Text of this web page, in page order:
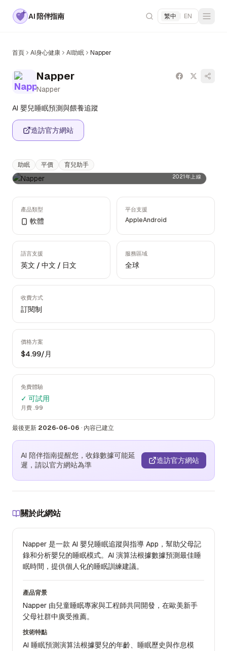
AI 陪伴指南 繁中 | EN
首頁 AI身心健康 AI助眠 Napper
Napper
Napper
AI 嬰兒睡眠預測與餵養追蹤
造訪官方網站
助眠 平價 育兒助手
2021年上線
產品類型
軟體
平台支援
AppleAndroid
語言支援
英文 / 中文 / 日文
服務區域
全球
收費方式
訂閱制
價格方案
$4.99/月
免費體驗
✓ 可試用
月費 .99
最後更新 2026-06-06 · 內容已建立
AI 陪伴指南提醒您，收錄數據可能延
遲，請以官方網站為準
造訪官方網站
關於此網站
Napper 是一款 AI 嬰兒睡眠追蹤與指導 App，幫助父母記
錄和分析嬰兒的睡眠模式。AI 演算法根據數據預測最佳睡
眠時間，提供個人化的睡眠訓練建議。
產品背景
Napper 由兒童睡眠專家與工程師共同開發，在歐美新手
父母社群中廣受推薦。
技術特點
AI 睡眠預測演算法根據嬰兒的年齡、睡眠歷史與作息模